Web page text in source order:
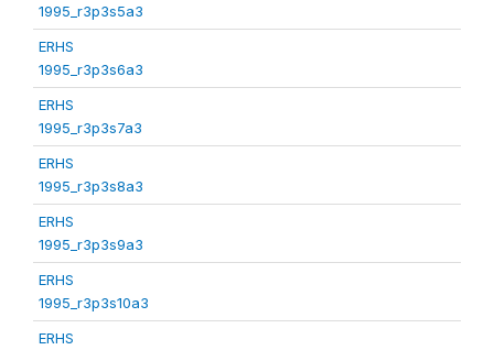
1995_r3p3s5a3
ERHS
1995_r3p3s6a3
ERHS
1995_r3p3s7a3
ERHS
1995_r3p3s8a3
ERHS
1995_r3p3s9a3
ERHS
1995_r3p3s10a3
ERHS